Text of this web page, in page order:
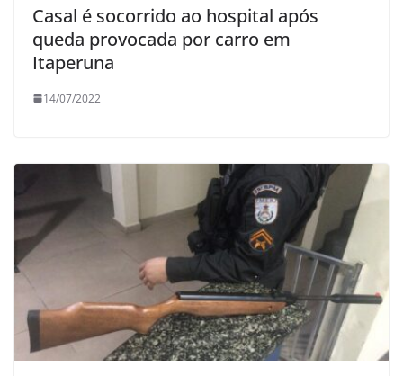
Casal é socorrido ao hospital após
queda provocada por carro em
Itaperuna
14/07/2022